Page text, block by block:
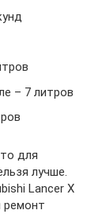
– 7 литров
для
лучше.
Lancer X
ремонт